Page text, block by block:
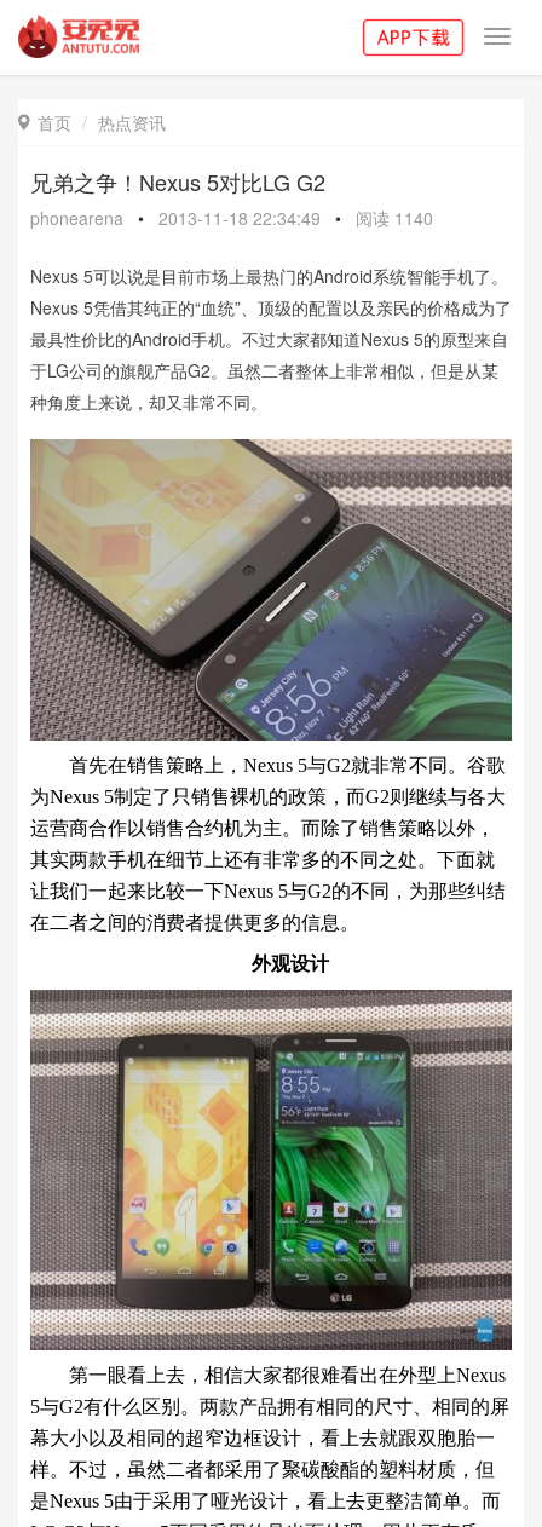
 首页 热点资讯
兄弟之争！Nexus 5对比LG G2
phonearena • 2013-11-18 22:34:49 • 阅读 1140
Nexus 5可以说是目前市场上最热门的Android系统智能手机了。
Nexus 5凭借其纯正的“血统”、顶级的配置以及亲民的价格成为了
最具性价比的Android手机。不过大家都知道Nexus 5的原型来自
于LG公司的旗舰产品G2。虽然二者整体上非常相似，但是从某
种角度上来说，却又非常不同。
首先在销售策略上，Nexus 5与G2就非常不同。谷歌
为Nexus 5制定了只销售裸机的政策，而G2则继续与各大
运营商合作以销售合约机为主。而除了销售策略以外，
其实两款手机在细节上还有非常多的不同之处。下面就
让我们一起来比较一下Nexus 5与G2的不同，为那些纠结
在二者之间的消费者提供更多的信息。
外观设计
第一眼看上去，相信大家都很难看出在外型上Nexus
5与G2有什么区别。两款产品拥有相同的尺寸、相同的屏
幕大小以及相同的超窄边框设计，看上去就跟双胞胎一
样。不过，虽然二者都采用了聚碳酸酯的塑料材质，但
是Nexus 5由于采用了哑光设计，看上去更整洁简单。而